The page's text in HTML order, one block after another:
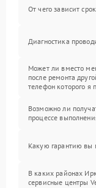
От чего зависит
Диагностика
Может ли вместо
после ремонта
телефон которого я
Возможно ли
процессе
Какую гарантию вы
В каких районах
сервисные центры